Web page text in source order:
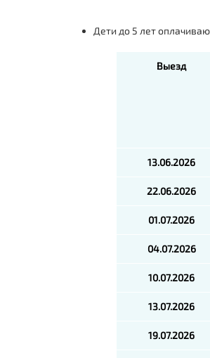
Дети до 5 лет
Выезд
13.06.2026
22.06.2026
01.07.2026
04.07.2026
10.07.2026
13.07.2026
19.07.2026